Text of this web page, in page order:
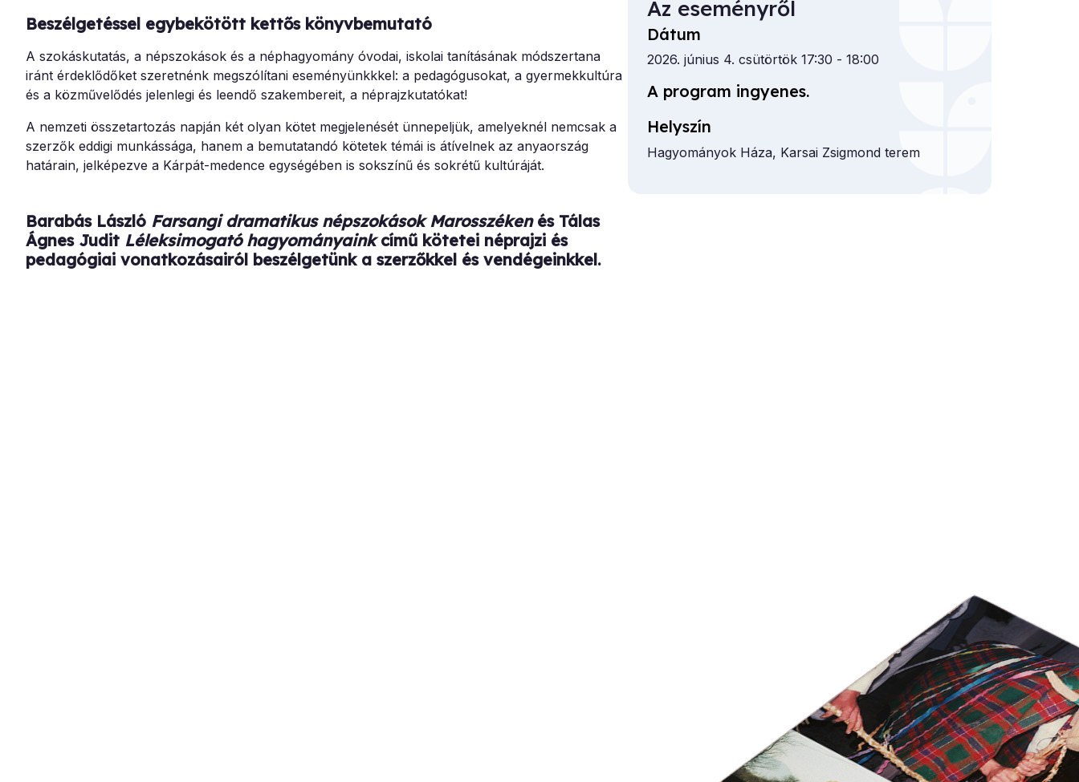
Beszélgetéssel egybekötött kettős könyvbemutató
A szokáskutatás, a népszokások és a néphagyomány óvodai, iskolai tanításának módszertana
iránt érdeklődőket szeretnénk megszólítani eseményünkkkel: a pedagógusokat, a gyermekkultúra
és a közművelődés jelenlegi és leendő szakembereit, a néprajzkutatókat!
A nemzeti összetartozás napján két olyan kötet megjelenését ünnepeljük, amelyeknél nemcsak a
szerzők eddigi munkássága, hanem a bemutatandó kötetek témái is átívelnek az anyaország
határain, jelképezve a Kárpát-medence egységében is sokszínű és sokrétű kultúráját.
Barabás László Farsangi dramatikus népszokások Marosszékenés Tálas
Ágnes Judit Léleksimogató hagyományainkcímű kötetei néprajzi és
pedagógiai vonatkozásairól beszélgetünk a szerzőkkel és vendégeinkkel.
Az eseményről
Dátum
2026. június 4. csütörtök 17:30 - 18:00
A program ingyenes.
Helyszín
Hagyományok Háza, Karsai Zsigmond terem